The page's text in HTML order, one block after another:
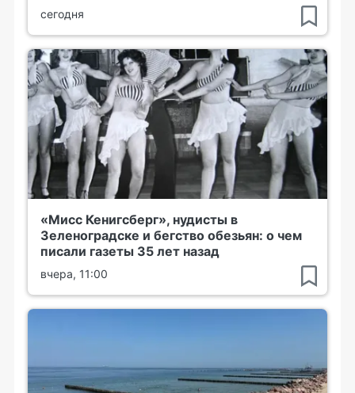
сегодня
«Мисс Кенигсберг», нудисты в
Зеленоградске и бегство обезьян: о чем
писали газеты 35 лет назад
вчера, 11:00